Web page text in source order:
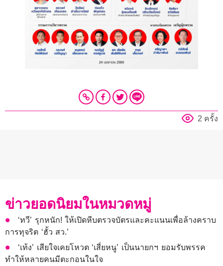
2 ครั้ง
ข่าวยอดนิยมในหมวดหมู่
‘ทวี’ รุกหนัก! ให้เปิดหีบตรวจบัตรและคะแนนเพื่อล้างคราบ
การทุจริต ‘ฮั้ว สว.’
‘เท้ง’ เสียใจเคยโหวต ‘เสี่ยหนู’ เป็นนายกฯ ยอมรับพรรค
ทำให้หลายคนมีตะกอนในใจ